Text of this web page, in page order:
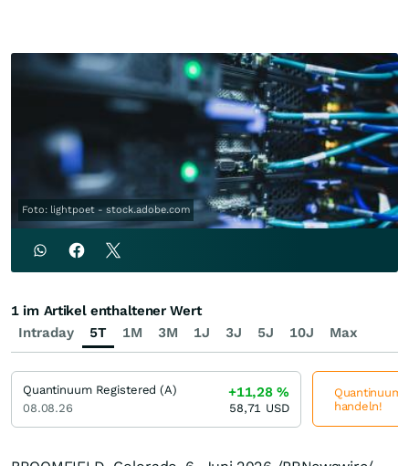
Foto: lightpoet - stock.adobe.com
Intraday 5T 1M 3M 1J 3J 5J 10J Max
1 im Artikel enthaltener Wert
Quantinuum Registered (A)
08.08.26
+11,28%
58,71 USD
Quantinuum
handeln!